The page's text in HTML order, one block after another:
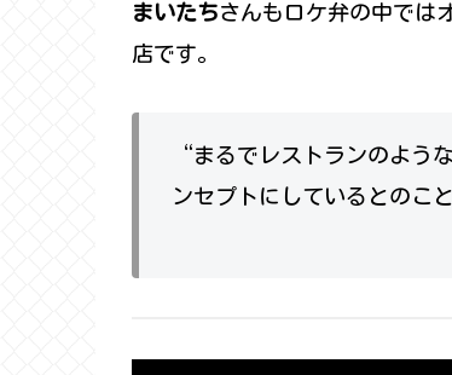
まいたちさんもロケ弁の中では
店です。
“まるでレストランのよう
ンセプトにしているとのこと